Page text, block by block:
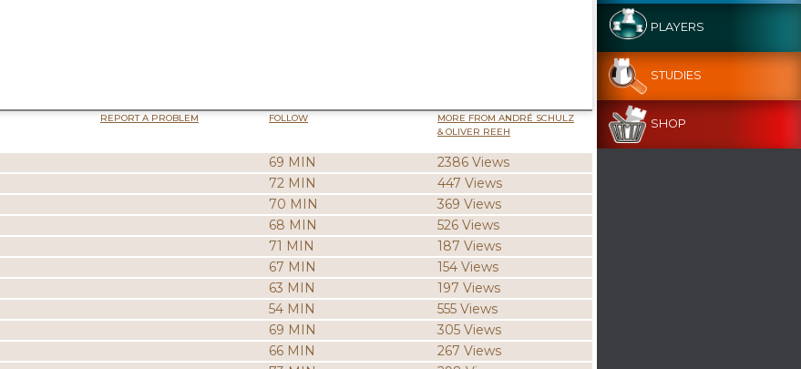
REPORT A PROBLEM FOLLOW
MORE FROM ANDRÉ SCHULZ
& OLIVER REEH
69 MIN
2386 Views
72 MIN
447 Views
70 MIN
369 Views
68 MIN
526 Views
71 MIN
187 Views
67 MIN
154 Views
63 MIN
197 Views
54 MIN
555 Views
69 MIN
305 Views
66 MIN
267 Views
PLAYERS
STUDIES
SHOP